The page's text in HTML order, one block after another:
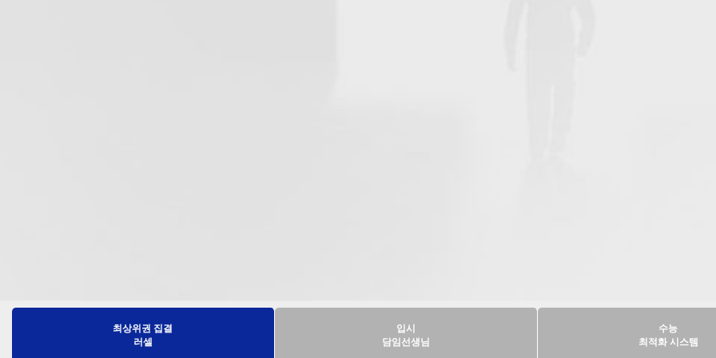
최상위권 집결
러셀
입시
담임선생님
수능
최적화 시스템